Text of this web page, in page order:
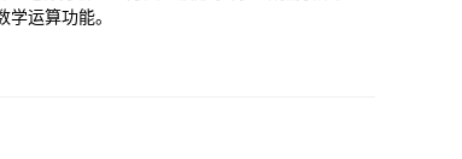
运算功能。